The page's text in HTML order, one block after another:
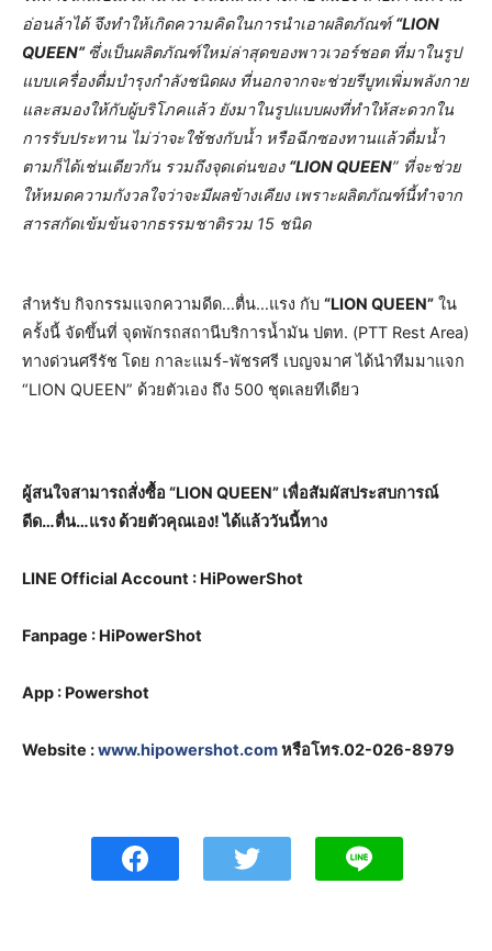
อ่อนล้าได้ จึงทำให้เกิดความคิดในการนำเอาผลิตภัณฑ์“LION
QUEEN”ซึ่งเป็นผลิตภัณฑ์ใหม่ล่าสุดของพาวเวอร์ชอต ที่มาในรูป
แบบเครื่องดื่มบำรุงกำลังชนิดผง ที่นอกจากจะช่วยรีบูทเพิ่มพลังกาย
และสมองให้กับผู้บริโภคแล้ว ยังมาในรูปแบบผงที่ทำให้สะดวกใน
การรับประทาน ไม่ว่าจะใช้ชงกับน้ำ หรือฉีกซองทานแล้วดื่มน้ำ
ตามก็ได้เช่นเดียวกัน รวมถึงจุดเด่นของ “LION QUEEN” ที่จะช่วย
ให้หมดความกังวลใจว่าจะมีผลข้างเคียง เพราะผลิตภัณฑ์นี้ทำจาก
สารสกัดเข้มข้นจากธรรมชาติรวม 15 ชนิด
สำหรับ กิจกรรมแจกความดีด…ตื่น…แรง กับ “LION QUEEN” ใน
ครั้งนี้ จัดขึ้นที่ จุดพักรถสถานีบริการน้ำมัน ปตท. (PTT Rest Area)
ทางด่วนศรีรัช โดย กาละแมร์-พัชรศรี เบญจมาศ ได้นำทีมมาแจก
“LION QUEEN” ด้วยตัวเอง ถึง 500 ชุดเลยทีเดียว
ผู้สนใจสามารถสั่งซื้อ “LION QUEEN” เพื่อสัมผัสประสบการณ์
ดีด…ตื่น…แรง ด้วยตัวคุณเอง! ได้แล้ววันนี้ทาง
LINE Official Account : HiPowerShot
Fanpage : HiPowerShot
App : Powershot
Website :www.hipowershot.comหรือโทร.02-026-8979